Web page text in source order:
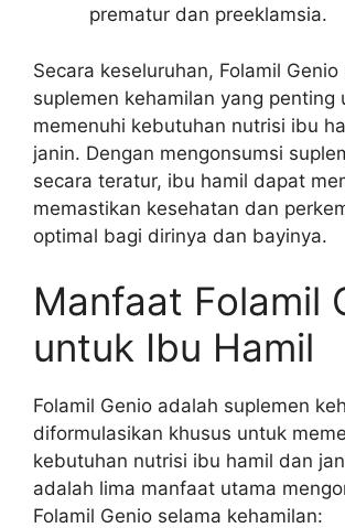
prematur dan preeklamsia.
Secara keseluruhan, Folamil Genio
suplemen kehamilan yang penting
memenuhi kebutuhan nutrisi ibu
janin. Dengan mengonsumsi
secara teratur, ibu hamil dapat
memastikan kesehatan dan
optimal bagi dirinya dan bayinya.
Manfaat Folamil
untuk Ibu Hamil
Folamil Genio adalah suplemen
diformulasikan khusus untuk
kebutuhan nutrisi ibu hamil dan
adalah lima manfaat utama
Folamil Genio selama kehamilan: